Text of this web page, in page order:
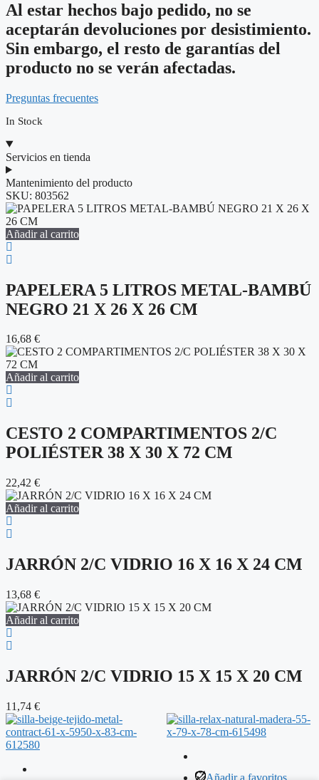
Al estar hechos bajo pedido, no se
aceptarán devoluciones por desistimiento.
Sin embargo, el resto de garantías del
producto no se verán afectadas.
Preguntas frecuentes
In Stock
Servicios en tienda
Mantenimiento del producto
SKU: 803562
Añadir al carrito
PAPELERA 5 LITROS METAL-BAMBÚ
NEGRO 21 X 26 X 26 CM
16,68 €
Añadir al carrito
CESTO 2 COMPARTIMENTOS 2/C
POLIÉSTER 38 X 30 X 72 CM
22,42 €
Añadir al carrito
JARRÓN 2/C VIDRIO 16 X 16 X 24 CM
13,68 €
Añadir al carrito
JARRÓN 2/C VIDRIO 15 X 15 X 20 CM
11,74 €
Añadir a favoritos